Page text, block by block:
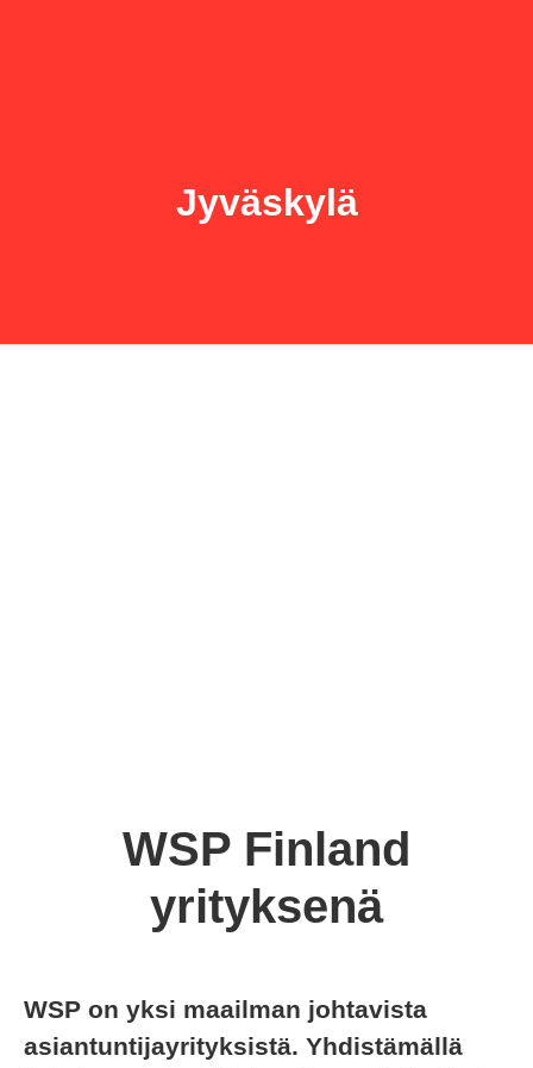
Jyväskylä
WSP Finland
yrityksenä
WSP on yksi maailman johtavista
asiantuntijayrityksistä. Yhdistämällä